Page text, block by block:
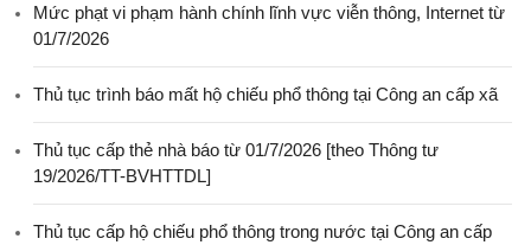
Mức phạt vi phạm hành chính lĩnh vực viễn thông, Internet từ
01/7/2026
Thủ tục trình báo mất hộ chiếu phổ thông tại Công an cấp xã
Thủ tục cấp thẻ nhà báo từ 01/7/2026 [theo Thông tư
19/2026/TT-BVHTTDL]
Thủ tục cấp hộ chiếu phổ thông trong nước tại Công an cấp